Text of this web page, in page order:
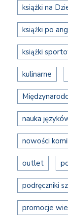
książki na
książki po
książki
kulinarne
nauka
nowości
outlet
podręczniki
promocje